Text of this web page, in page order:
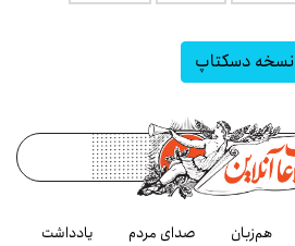
نسخه دسکتاپ
هم‌زبان صدای مردم یادداشت